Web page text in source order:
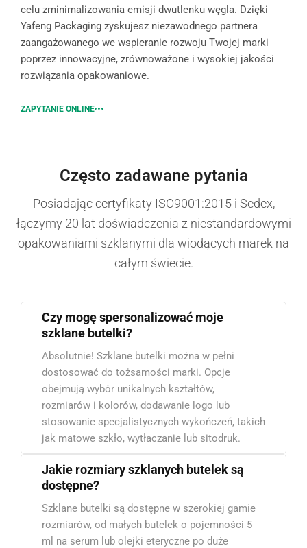
celu zminimalizowania emisji dwutlenku węgla. Dzięki
Yafeng Packaging zyskujesz niezawodnego partnera
zaangażowanego we wspieranie rozwoju Twojej marki
poprzez innowacyjne, zrównoważone i wysokiej jakości
rozwiązania opakowaniowe.
ZAPYTANIE ONLINE
Często zadawane pytania
Posiadając certyfikaty ISO9001:2015 i Sedex,
łączymy 20 lat doświadczenia z niestandardowymi
opakowaniami szklanymi dla wiodących marek na
całym świecie.
Czy mogę spersonalizować moje
szklane butelki?
Absolutnie! Szklane butelki można w pełni
dostosować do tożsamości marki. Opcje
obejmują wybór unikalnych kształtów,
rozmiarów i kolorów, dodawanie logo lub
stosowanie specjalistycznych wykończeń, takich
jak matowe szkło, wytłaczanie lub sitodruk.
Jakie rozmiary szklanych butelek są
dostępne?
Szklane butelki są dostępne w szerokiej gamie
rozmiarów, od małych butelek o pojemności 5
ml na serum lub olejki eteryczne po duże